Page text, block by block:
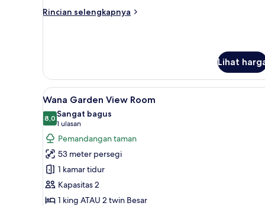
Rincian selengkapnya
Rincian
Suite
Lihat
Lihat
semua
foto
untuk
Wana
Garden
View
Room
Seprai premium, minibar,
8
Wana Garden View Room
8,08,0 dari 10
Sangat bagus
1 ulasan
(1
ulasan)
Pemandangan taman
53 meter persegi
1 kamar tidur
Kapasitas 2
1 king ATAU 2 twin Besar